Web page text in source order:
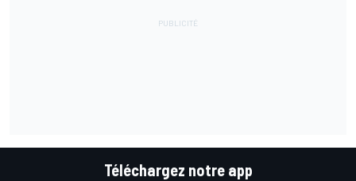
Téléchargez notre app